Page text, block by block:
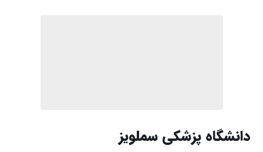
دانشگاه پزشکی سملویز